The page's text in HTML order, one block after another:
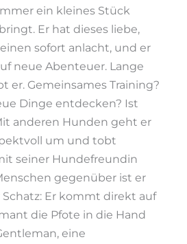
ein kleines Stück
Er hat dieses liebe,
sofort anlacht, und er
neue Abenteuer. Lange
er. Gemeinsames Training?
Dinge entdecken? Ist
anderen Hunden geht er
um und tobt
seiner Hundefreundin
gegenüber ist er
Er kommt direkt auf
die Pfote in die Hand
eine